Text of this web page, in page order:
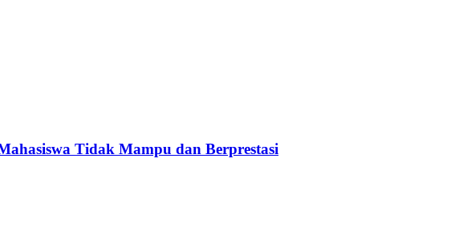
Tidak Mampu dan Berprestasi